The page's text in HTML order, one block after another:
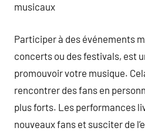
musicaux
Participer à des événements
concerts ou des festivals, est
promouvoir votre musique.
rencontrer des fans en
plus forts. Les performances
nouveaux fans et susciter de